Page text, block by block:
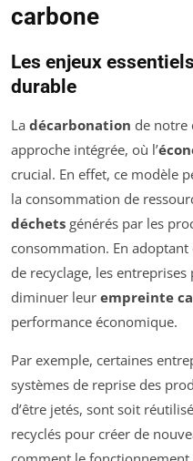
carbone
Les enjeux
durable
La décarbonation de notre
approche intégrée, où l’
crucial. En effet, ce modèle
la consommation de
déchets générés par les
consommation. En
de recyclage, les
diminuer leur empreinte
performance économique.
Par exemple, certaines
systèmes de reprise des
d’être jetés, sont soit
recyclés pour créer de